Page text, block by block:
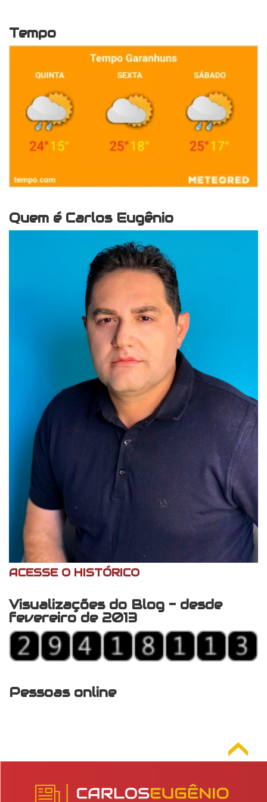
Tempo
Quem é Carlos Eugênio
ACESSE O HISTÓRICO
Visualizações do Blog - desde
fevereiro de 2013
Pessoas online